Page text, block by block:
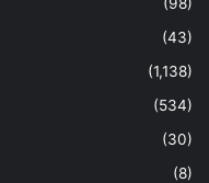
(43)
(1,138)
(534)
(30)
(8)